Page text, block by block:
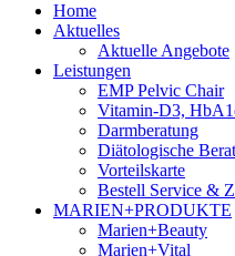
Home
Aktuelles
Aktuelle Angebote
Leistungen
EMP Pelvic Chair
Vitamin-D3,
Darmberatung
Diätologische
Vorteilskarte
Bestell Service &
MARIEN+PRODUKTE
Marien+Beauty
Marien+Vital